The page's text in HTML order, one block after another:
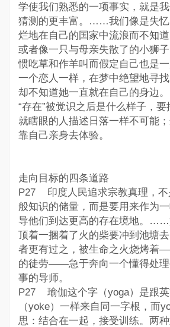
学使我们熟悉的一项事实，就是
猜测的更丰富。……我们像是失忆
烂地在自己的国家中流浪而不知道
或者像一只与母亲失散了的小狮
惯吃草和作羊叫而假定自己也是
一个恋人一样，在梦中绝望地寻找
却不知道她一直就在自己的身边
“存在”被觉识之后是什么样子，
就瞎眼的人描述日落一样不可能
靠自己亲身去体验。
走向目标的四条道路
P27 印度人民追求宗教真理，不
般知识的储量，而是要用来作为
导他们到达更高的存在境地。……
顶着一捆着了火的柴要冲到池塘
者更有过之，被生命之火烧烤着
的徒劳——急于奔向一个懂得处理
事的导师。
P27 瑜伽这个字（yoga）是跟
（yoke）一样来自同一字根，而
思：结合在一起，接受训练。两